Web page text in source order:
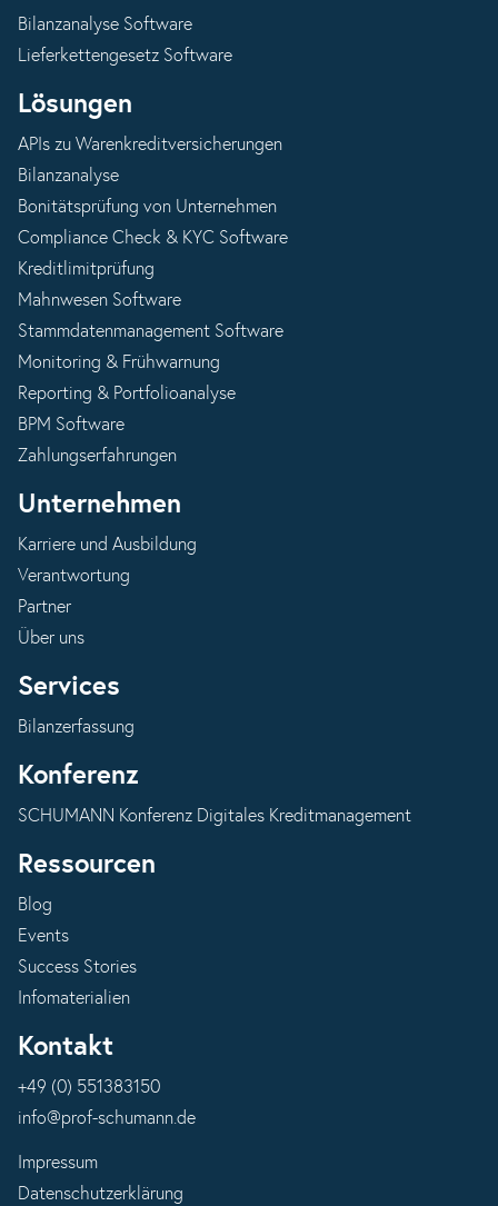
Bilanzanalyse Software
Lieferkettengesetz Software
Lösungen
APIs zu Warenkreditversicherungen
Bilanzanalyse
Bonitätsprüfung von Unternehmen
Compliance Check & KYC Software
Kreditlimitprüfung
Mahnwesen Software
Stammdatenmanagement Software
Monitoring & Frühwarnung
Reporting & Portfolioanalyse
BPM Software
Zahlungserfahrungen
Unternehmen
Karriere und Ausbildung
Verantwortung
Partner
Über uns
Services
Bilanzerfassung
Konferenz
SCHUMANN Konferenz Digitales Kreditmanagement
Ressourcen
Blog
Events
Success Stories
Infomaterialien
Kontakt
+49 (0) 551383150
info@prof-schumann.de
Impressum
Datenschutzerklärung